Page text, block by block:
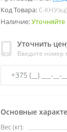
Код Товара: С-
Наличие:Уточняйте
Уточнить
Введите номер
Основные
Вес (кг):